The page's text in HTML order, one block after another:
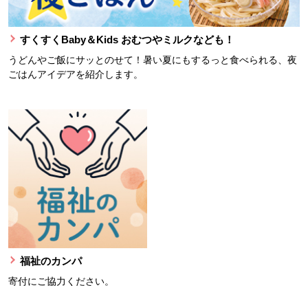
すくすくBaby＆Kids おむつやミルクなども！
うどんやご飯にサッとのせて！暑い夏にもするっと食べられる、夜
ごはんアイデアを紹介します。
福祉のカンパ
寄付にご協力ください。